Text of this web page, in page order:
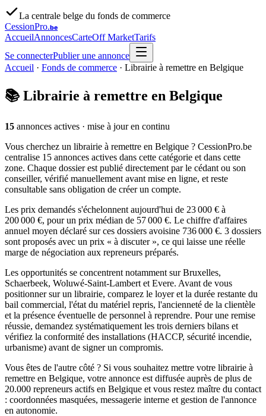
La centrale belge du fonds de commerce
CessionPro.be
AccueilAnnoncesCarteOff MarketTarifs
Se connecterPublier une annonce
Accueil · Fonds de commerce · Librairie à remettre en Belgique
📚 Librairie à remettre en Belgique
15 annonces actives · mise à jour en continu
Vous cherchez un librairie à remettre en Belgique ? CessionPro.be
centralise 15 annonces actives dans cette catégorie et dans cette
zone. Chaque dossier est publié directement par le cédant ou son
conseiller, vérifié manuellement avant mise en ligne, et reste
consultable sans obligation de créer un compte.
Les prix demandés s'échelonnent aujourd'hui de 23 000 € à
200 000 €, pour un prix médian de 57 000 €. Le chiffre d'affaires
annuel moyen déclaré sur ces dossiers avoisine 736 000 €. 3 dossiers
sont proposés avec un prix « à discuter », ce qui laisse une réelle
marge de négociation aux repreneurs préparés.
Les opportunités se concentrent notamment sur Bruxelles,
Schaerbeek, Woluwé-Saint-Lambert et Evere. Avant de vous
positionner sur un librairie, comparez le loyer et la durée restante du
bail commercial, l'état du matériel repris, l'ancienneté de la clientèle
et la présence éventuelle de personnel à reprendre. Pour une remise
réussie, demandez systématiquement les trois derniers bilans et
vérifiez la conformité des installations (HACCP, sécurité incendie,
urbanisme) avant de signer un compromis.
Vous êtes de l'autre côté ? Si vous souhaitez mettre votre librairie à
remettre en Belgique, votre annonce est diffusée auprès de plus de
20.000 repreneurs actifs en Belgique et vous restez maître du contact
: coordonnées masquées, messagerie interne et gestion de l'annonce
en autonomie.